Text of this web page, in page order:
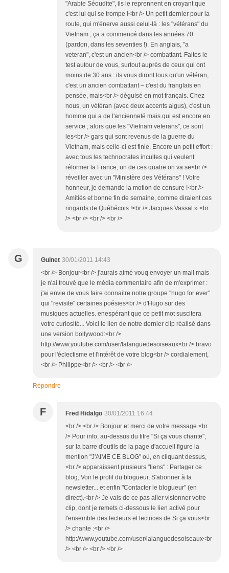
G Guinet 30/01/2011 14:43
<br /> Bonjour<br /> j'aurais aimé vouq envoyer un mail mais
je n'ai trouvé que le média commentaire afin de m'exprimer :
j'ai envie de vous faire connaitre notre groupe "hugo for ever"
qui "revisite" certaines poésies<br /> d'Hugo sur des
musiques actuelles. enespérant que ce petit mot suscitera
votre curiosité... Voici le lien de notre dernier clip réalisé dans
une version bollywood:<br />
http://www.youtube.com/user/lalanguedesoiseaux<br /> bravo
pour l'éclectisme et l'intérêt de votre blog<br /> cordialement,
<br /> Philippe<br /> <br /> <br />
Répondre
F Fred Hidalgo 30/01/2011 16:44
<br /> <br /> Bonjour et merci de votre message.<br
/> Pour info, au-dessus du titre "Si ça vous chante",
sur la barre d'outils de la page d'accueil figure la
mention "J'AIME CE BLOG" où, en cliquant dessus,
<br /> apparaissent plusieurs "liens" : Partager ce
blog, Voir le profil du blogueur, S'abonner à la
newsletter... et enfin "Contacter le blogueur" (en
direct).<br /> Je vais de ce pas aller visionner votre
clip, dont je remets ci-dessous le lien activé pour
l'ensemble des lecteurs et lectrices de Si ça vous<br
/> chante :<br />
http://www.youtube.com/user/lalanguedesoiseaux<br
/> <br /> <br /> <br />